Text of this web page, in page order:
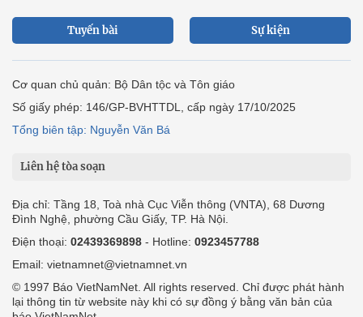
Tuyến bài Sự kiện
Cơ quan chủ quản: Bộ Dân tộc và Tôn giáo
Số giấy phép: 146/GP-BVHTTDL, cấp ngày 17/10/2025
Tổng biên tập: Nguyễn Văn Bá
Liên hệ tòa soạn
Địa chỉ: Tầng 18, Toà nhà Cục Viễn thông (VNTA), 68 Dương
Đình Nghệ, phường Cầu Giấy, TP. Hà Nội.
Điện thoại: 02439369898 - Hotline: 0923457788
Email: vietnamnet@vietnamnet.vn
© 1997 Báo VietNamNet. All rights reserved. Chỉ được phát hành
lại thông tin từ website này khi có sự đồng ý bằng văn bản của